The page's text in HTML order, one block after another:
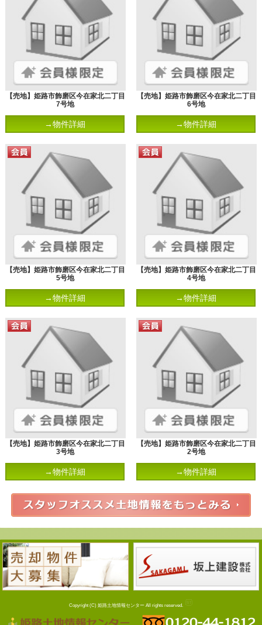
【売地】姫路市飾磨区今在家北二丁目
7号地
→物件詳細
【売地】姫路市飾磨区今在家北二丁目
6号地
→物件詳細
【売地】姫路市飾磨区今在家北二丁目
5号地
→物件詳細
【売地】姫路市飾磨区今在家北二丁目
4号地
→物件詳細
【売地】姫路市飾磨区今在家北二丁目
3号地
→物件詳細
【売地】姫路市飾磨区今在家北二丁目
2号地
→物件詳細
Copyright (C) 姫路土地情報センター All rights reserved.